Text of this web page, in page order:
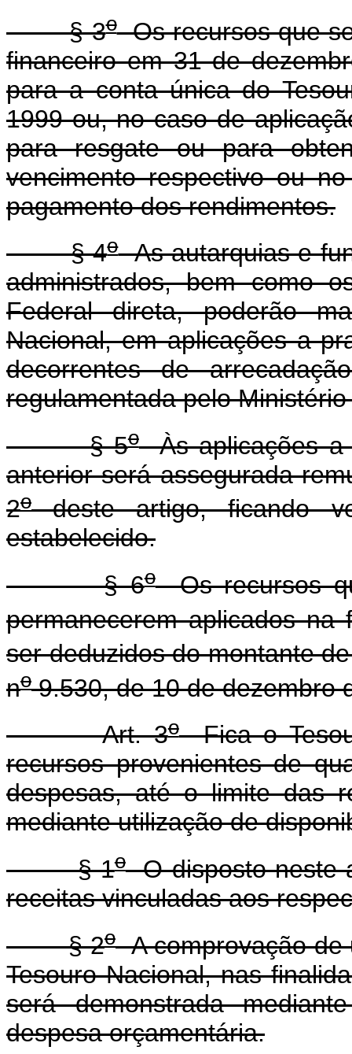
§ 3oOs recursos que
financeiro em 31 de
para a conta única do
1999 ou, no caso de
para resgate ou para
vencimento respectivo ou
pagamento dos rendimentos.
§ 4oAs autarquias e
administrados, bem como
Federal direta, poderão
Nacional, em aplicações a
decorrentes de
regulamentada pelo
§ 5oÀs aplicações a
anterior será assegurada
2odeste artigo, ficando
estabelecido.
§ 6oOs recursos
permanecerem aplicados na
ser deduzidos do montante
no9.530, de 10 de dezembro
Art. 3oFica o
recursos provenientes de
despesas, até o limite das
mediante utilização de
§ 1oO disposto neste
receitas vinculadas aos
§ 2oA comprovação de
Tesouro Nacional, nas
será demonstrada
despesa orçamentária.